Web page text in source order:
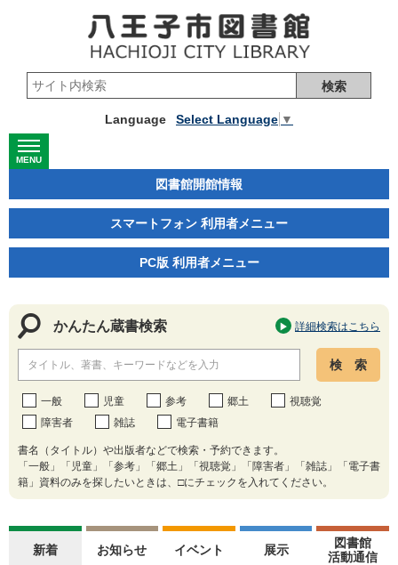
検索
Language Select Language ▼
MENU
図書館開館情報
スマートフォン 利用者メニュー
PC版 利用者メニュー
かんたん蔵書検索 詳細検索はこちら
検 索
一般 児童 参考 郷土
視聴覚
障害者
雑誌 電子書籍
書名（タイトル）や出版者などで検索・予約できます。
「一般」「児童」「参考」「郷土」「視聴覚」「障害者」「雑誌」「電子書
籍」資料のみを探したいときは、□にチェックを入れてください。
新着 お知らせ イベント 展示
図書館
活動通信